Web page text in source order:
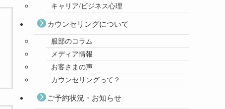
キャリア/ビジネス心理
カウンセリングについて
服部のコラム
メディア情報
お客さまの声
カウンセリングって？
ご予約状況・お知らせ